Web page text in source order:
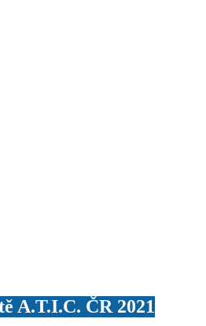
A.T.I.C. ČR 2021